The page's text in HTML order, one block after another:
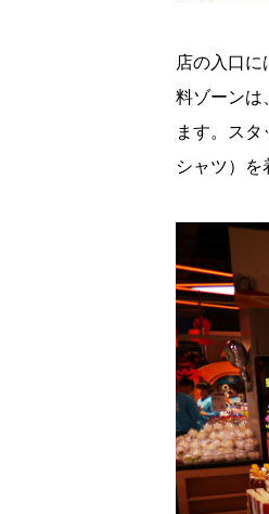
店の入口
料ゾーンは
ます。ス
シャツ）を